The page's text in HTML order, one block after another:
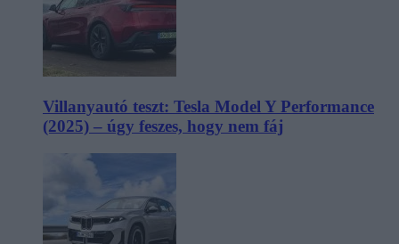
Villanyautó teszt: Tesla Model Y Performance
(2025) – úgy feszes, hogy nem fáj